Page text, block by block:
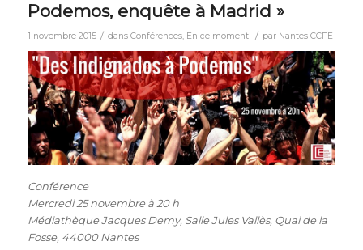
Podemos, enquête à Madrid »
1 novembre 2015 / dans Conférences, En ce moment / par Nantes CCFE
Conférence
Mercredi 25 novembre à 20 h
Médiathèque Jacques Demy, Salle Jules Vallès, Quai de la
Fosse, 44000 Nantes